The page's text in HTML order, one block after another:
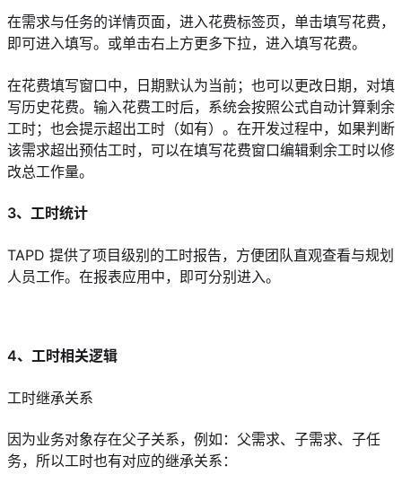
在需求与任务的详情页面，进入花费标签页，单击填写花费，
即可进入填写。或单击右上方更多下拉，进入填写花费。
在花费填写窗口中，日期默认为当前；也可以更改日期，对填
写历史花费。输入花费工时后，系统会按照公式自动计算剩余
工时；也会提示超出工时（如有）。在开发过程中，如果判断
该需求超出预估工时，可以在填写花费窗口编辑剩余工时以修
改总工作量。
3、工时统计
TAPD 提供了项目级别的工时报告，方便团队直观查看与规划
人员工作。在报表应用中，即可分别进入。
4、工时相关逻辑
工时继承关系
因为业务对象存在父子关系，例如：父需求、子需求、子任
务，所以工时也有对应的继承关系：